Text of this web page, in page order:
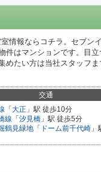
情報ならコチラ。セブン
件はマンションです。目
めたい方は当社スタッフ
交通
「 大正 」駅 徒歩10分
線 「 汐見橋 」駅 徒歩5分
鶴見緑地 「 ドーム前千代崎